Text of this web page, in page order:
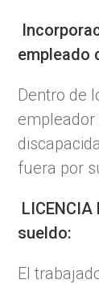
empleado
Dentro de
empleador
fuera por
sueldo:
El